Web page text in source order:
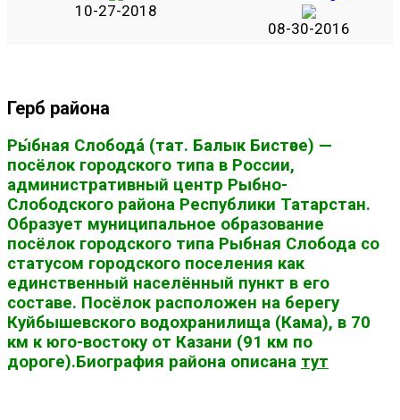
10-27-2018
08-30-2016
Герб района
Ры́бная Слобода́ (тат. Балык Бистәсе) —
посёлок городского типа в России,
административный центр Рыбно-
Слободского района Республики Татарстан.
Образует муниципальное образование
посёлок городского типа Рыбная Слобода со
статусом городского поселения как
единственный населённый пункт в его
составе. Посёлок расположен на берегу
Куйбышевского водохранилища (Кама), в 70
км к юго-востоку от Казани (91 км по
дороге).Биография района описана тут